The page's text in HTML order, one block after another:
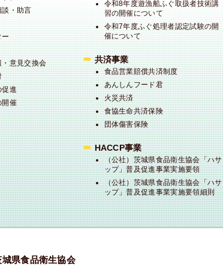
・助言
ー
意見交換会
促進
開催
令和8年度遊漁船ふぐ取扱者技術講
習の開催について
令和7年度ふぐ処理者認定試験の開
催について
共済事業
食品営業賠償共済制度
あんしんフード君
火災共済
食協生命共済保険
団体傷害保険
HACCP事業
（公社）茨城県食品衛生協会「ハサ
ップ」普及促進事業実施要領
（公社）茨城県食品衛生協会「ハサ
ップ」普及促進事業実施要領細則
県食品衛生協会